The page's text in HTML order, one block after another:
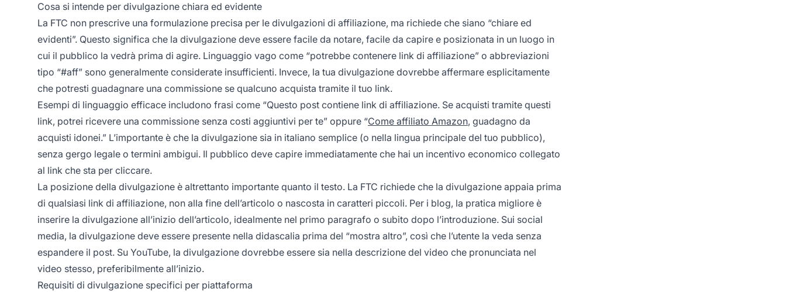
Cosa si intende per divulgazione chiara ed evidente
La FTC non prescrive una formulazione precisa per le divulgazioni di affiliazione, ma richiede che siano “chiare ed
evidenti”. Questo significa che la divulgazione deve essere facile da notare, facile da capire e posizionata in un luogo in
cui il pubblico la vedrà prima di agire. Linguaggio vago come “potrebbe contenere link di affiliazione” o abbreviazioni
tipo “#aff” sono generalmente considerate insufficienti. Invece, la tua divulgazione dovrebbe affermare esplicitamente
che potresti guadagnare una commissione se qualcuno acquista tramite il tuo link.
Esempi di linguaggio efficace includono frasi come “Questo post contiene link di affiliazione. Se acquisti tramite questi
link, potrei ricevere una commissione senza costi aggiuntivi per te” oppure “Come affiliato Amazon, guadagno da
acquisti idonei.” L’importante è che la divulgazione sia in italiano semplice (o nella lingua principale del tuo pubblico),
senza gergo legale o termini ambigui. Il pubblico deve capire immediatamente che hai un incentivo economico collegato
al link che sta per cliccare.
La posizione della divulgazione è altrettanto importante quanto il testo. La FTC richiede che la divulgazione appaia prima
di qualsiasi link di affiliazione, non alla fine dell’articolo o nascosta in caratteri piccoli. Per i blog, la pratica migliore è
inserire la divulgazione all’inizio dell’articolo, idealmente nel primo paragrafo o subito dopo l’introduzione. Sui social
media, la divulgazione deve essere presente nella didascalia prima del “mostra altro”, così che l’utente la veda senza
espandere il post. Su YouTube, la divulgazione dovrebbe essere sia nella descrizione del video che pronunciata nel
video stesso, preferibilmente all’inizio.
Requisiti di divulgazione specifici per piattaforma